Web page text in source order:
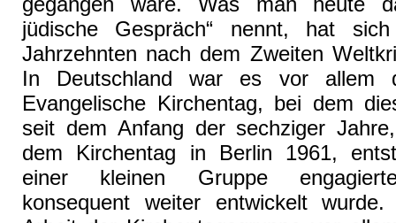
jüdische Gespräch“ nennt, hat
Jahrzehnten nach dem Zweiten
In Deutschland war es vor allem
Evangelische Kirchentag, bei dem
seit dem Anfang der sechziger
dem Kirchentag in Berlin 1961,
einer kleinen Gruppe
konsequent weiter entwickelt